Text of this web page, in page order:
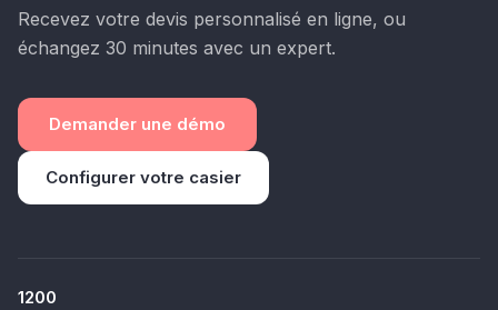
Recevez votre devis personnalisé en ligne, ou
échangez 30 minutes avec un expert.
Demander une démo
Configurer votre casier
1200